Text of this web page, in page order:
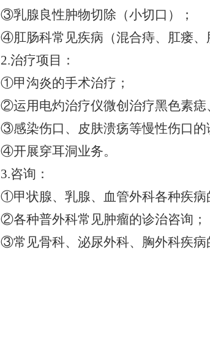
③乳腺良性肿物切除（小切口）；
④肛肠科常见疾病（混合痔、肛瘘、
2.治疗项目：
①甲沟炎的手术治疗；
②运用电灼治疗仪微创治疗黑色素
③感染伤口、皮肤溃疡等慢性伤口的
④开展穿耳洞业务。
3.咨询：
①甲状腺、乳腺、血管外科各种疾病
②各种普外科常见肿瘤的诊治咨询；
③常见骨科、泌尿外科、胸外科疾病